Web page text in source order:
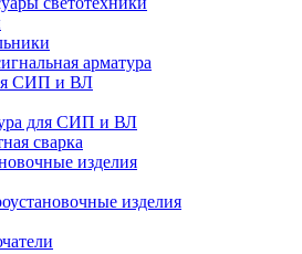
арматура
СИП и ВЛ
для СИП и ВЛ
сварка
изделия
изделия